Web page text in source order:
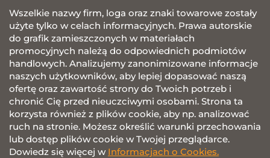
Wszelkie nazwy firm, loga oraz znaki towarowe zostały
użyte tylko w celach informacyjnych. Prawa autorskie
do grafik zamieszczonych w materiałach
promocyjnych należą do odpowiednich podmiotów
handlowych. Analizujemy zanonimizowane informacje
naszych użytkowników, aby lepiej dopasować naszą
ofertę oraz zawartość strony do Twoich potrzeb i
chronić Cię przed nieuczciwymi osobami. Strona ta
korzysta również z plików cookie, aby np. analizować
ruch na stronie. Możesz określić warunki przechowania
lub dostęp plików cookie w Twojej przeglądarce.
Dowiedz się więcej w Informacjach o Cookies.